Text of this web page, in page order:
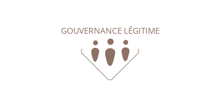
GOUVERNANCE LÉGITIME